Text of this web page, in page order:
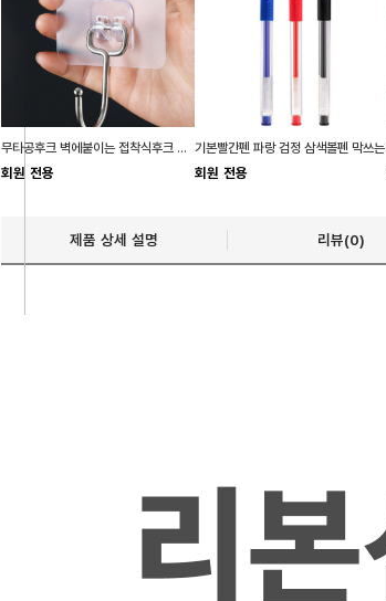
무타공후크 벽에붙이는 접착식후크 욕실용품정리
회원 전용
기본빨간펜 파랑 검정 삼색볼펜 막쓰는
회원 전용
제품 상세 설명 리뷰(0)